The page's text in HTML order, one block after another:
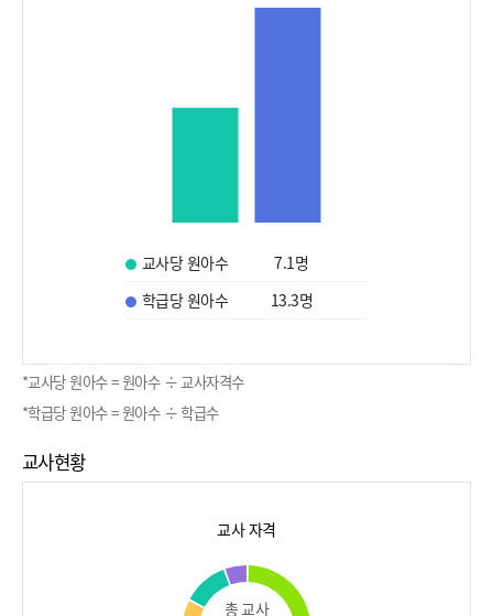
교사당 원아수 7.1명
학급당 원아수
13.3명
*교사당 원아수 = 원아수 ÷ 교사자격수
*학급당 원아수 = 원아수 ÷ 학급수
교사현황
교사 자격
총 교사